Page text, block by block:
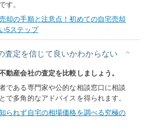
す。
却の手順と注意点！初めての自宅売却
5ステップ
査定を信じて良いかわからない
動産会社の査定を比較しましょう。
である専門家や公的な相談窓口に相談
で多角的なアドバイスを得られます。
られず自宅の相場価格を調べる究極の